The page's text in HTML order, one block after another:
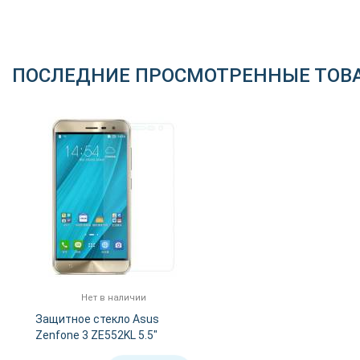
ПОСЛЕДНИЕ ПРОСМОТРЕННЫЕ
Нет в наличии
Защитное стекло Asus
Zenfone 3 ZE552KL 5.5"